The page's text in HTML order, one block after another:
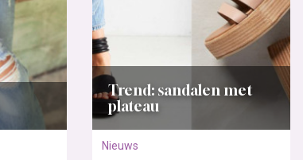
Trend: sandalen met
plateau
Nieuws